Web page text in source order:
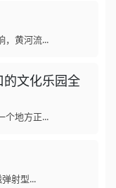
，黄河流...
文化乐园全
个地方正...
射型...